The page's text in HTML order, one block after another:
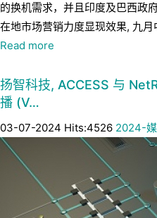
的换机需求，并且印度及巴西政
在地市场营销力度显现效果, 九
Read more
扬智科技, ACCESS 与
播 (V…
03-07-2024 Hits:4526 2024-